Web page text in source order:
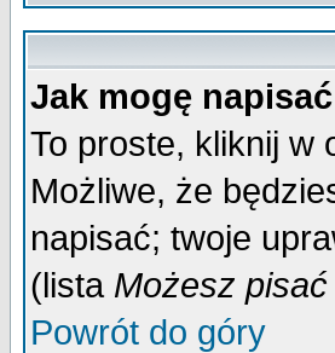
Jak mogę
To proste, kliknij w
Możliwe, że
napisać; twoje
(lista Możesz
Powrót do góry